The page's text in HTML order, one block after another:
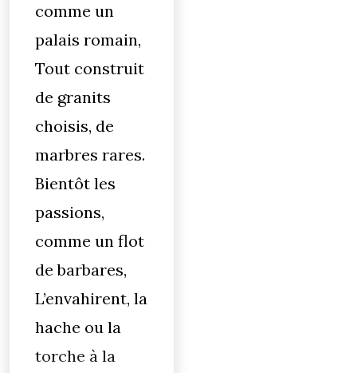
comme un
palais romain,
Tout construit
de granits
choisis, de
marbres rares.
Bientôt les
passions,
comme un flot
de barbares,
L’envahirent, la
hache ou la
torche à la